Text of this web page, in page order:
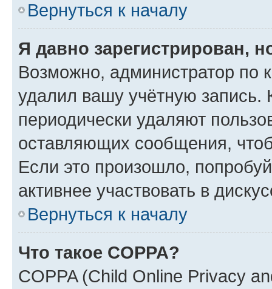
Вернуться к началу
Я давно зарегистрирован,
Возможно, администратор по
удалил вашу учётную запись.
периодически удаляют
оставляющих сообщения,
Если это произошло,
активнее участвовать в
Вернуться к началу
Что такое COPPA?
COPPA (Child Online Privacy